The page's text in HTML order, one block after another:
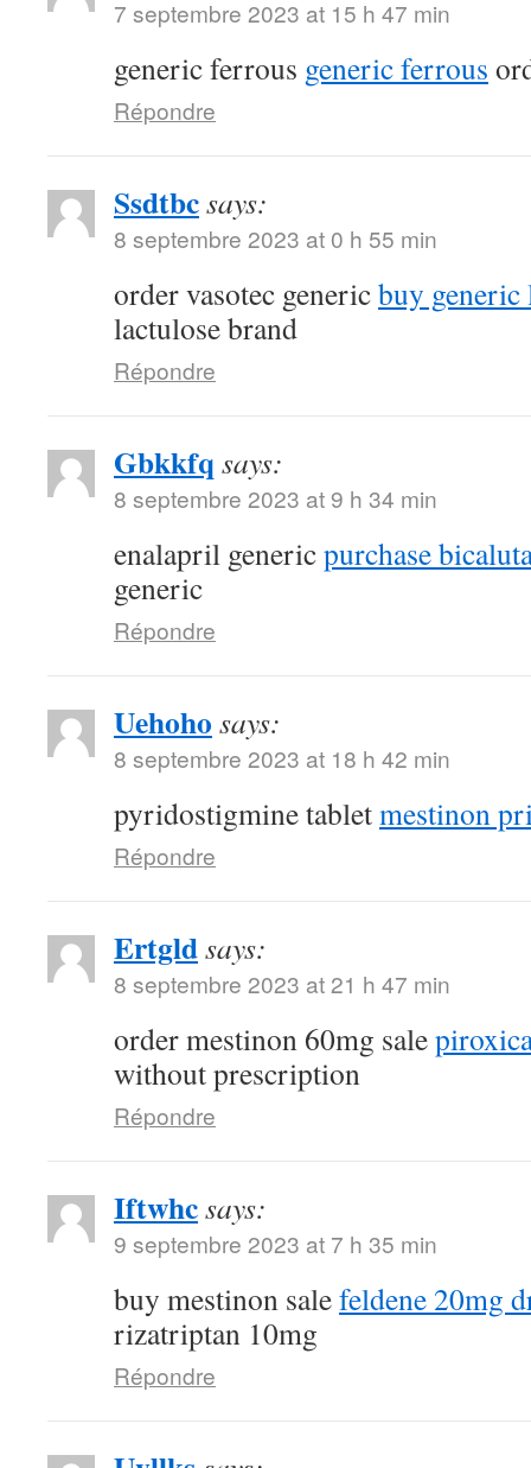
7 septembre 2023 at 15 h 47 min
generic ferrous generic ferrous
Répondre
Ssdtbcsays:
8 septembre 2023 at 0 h 55 min
order vasotec genericbuy generic
lactulose brand
Répondre
Gbkkfq says:
8 septembre 2023 at 9 h 34 min
enalapril genericpurchase
generic
Répondre
Uehoho says:
8 septembre 2023 at 18 h 42 min
pyridostigmine tabletmestinon
Répondre
Ertgldsays:
8 septembre 2023 at 21 h 47 min
order mestinon 60mg sale
without prescription
Répondre
Iftwhcsays:
9 septembre 2023 at 7 h 35 min
buy mestinon salefeldene 20mg
rizatriptan 10mg
Répondre